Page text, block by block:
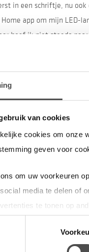
van cookies
cookies om onze
geven voor
om uw voorkeuren
media te delen of
te tonen op
van optionele
en buiten onze website.
in een schriftje, nu
app om mijn LED-
hoef ik niet steeds
zijn ook zo klein.
De stekker van de
hebben we
is ook meteen
besparen van
verwarmt als de
slag willen:
alleen maar
pannen van 15 jaar